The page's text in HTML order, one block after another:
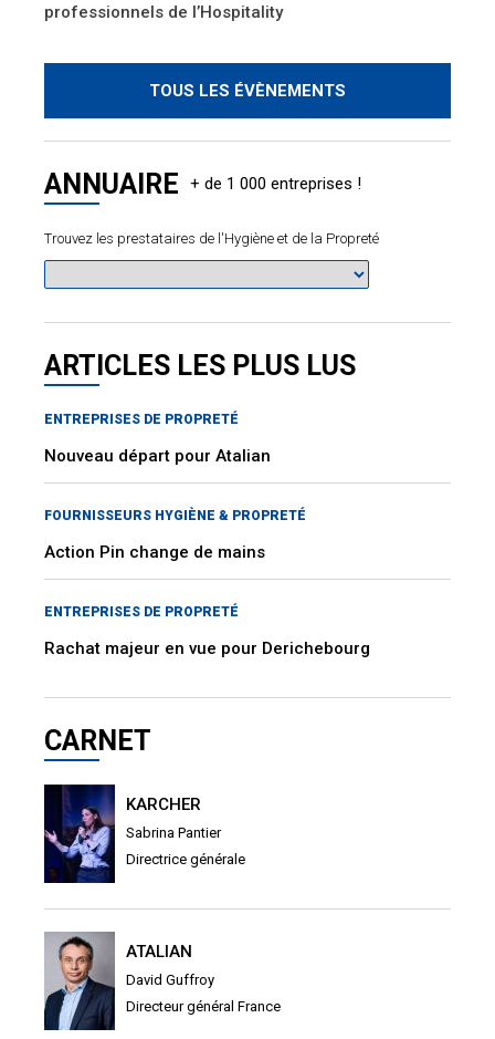
professionnels de l’Hospitality
TOUS LES ÉVÈNEMENTS
ANNUAIRE
Trouvez les prestataires de l'Hygiène et de la Propreté
ARTICLES LES PLUS LUS
ENTREPRISES DE PROPRETÉ
Nouveau départ pour Atalian
FOURNISSEURS HYGIÈNE & PROPRETÉ
Action Pin change de mains
ENTREPRISES DE PROPRETÉ
Rachat majeur en vue pour Derichebourg
CARNET
KARCHER
Sabrina Pantier
Directrice générale
ATALIAN
David Guffroy
Directeur général France